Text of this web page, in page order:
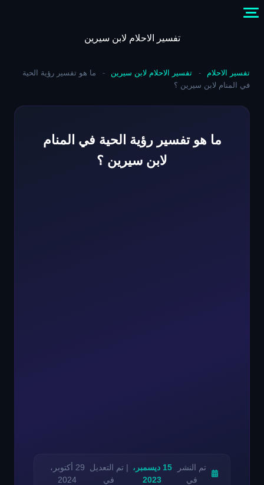
content
تفسير الاحلام لابن سيرين
تفسير الاحلام - تفسير الاحلام لابن سيرين -
ما هو تفسير رؤية الحية
في المنام لابن سيرين ؟
ما هو تفسير رؤية الحية في المنام
لابن سيرين ؟
تم النشر
في
15 ديسمبر،
2023
| تم التعديل
في
29 أكتوبر،
2024